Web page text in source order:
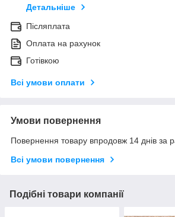
Детальніше
Післяплата
Оплата на рахунок
Готівкою
Всі умови оплати
Умови повернення
Повернення товару впродовж 14 днів за
Всі умови повернення
Подібні товари компанії